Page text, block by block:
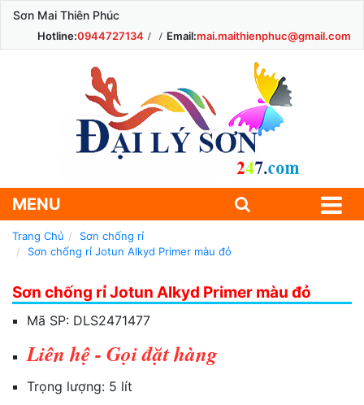
Sơn Mai Thiên Phúc
Hotline:0944727134 Email:mai.maithienphuc@gmail.com
MENU
Trang Chủ
Sơn chống rỉ
Sơn chống rỉ Jotun Alkyd Primer màu đỏ
Sơn chống rỉ Jotun Alkyd Primer màu đỏ
Mã SP: DLS2471477
Liên hệ - Gọi đặt hàng
Trọng lượng: 5 lít